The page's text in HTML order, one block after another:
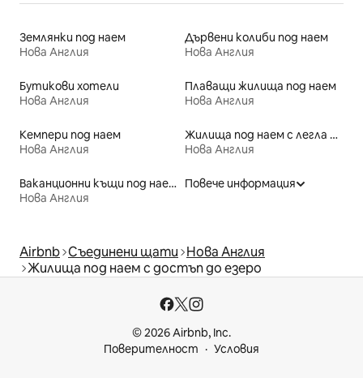
Землянки под наем
Нова Англия
Дървени колиби под наем
Нова Англия
Бутикови хотели
Нова Англия
Плаващи жилища под наем
Нова Англия
Кемпери под наем
Нова Англия
Жилища под наем с легла с достъпна височина
Нова Англия
Ваканционни къщи под наем
Нова Англия
Повече информация
Airbnb Съединени щати Нова Англия
Жилища под наем с достъп до езеро
© 2026 Airbnb, Inc.
Поверителност
Условия